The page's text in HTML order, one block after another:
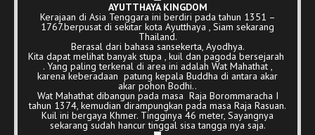
AYUTTHAYA KINGDOM
Kerajaan di Asia Tenggara ini berdiri pada tahun 1351 –
1767.berpusat di sekitar kota Ayutthaya , Siam sekarang
Thailand.
Berasal dari bahasa sansekerta, Ayodhya.
Kita dapat melihat banyak stupa , kuil dan pagoda bersejarah
. Yang paling terkenal di area ini adalah Wat Mahathat ,
karena keberadaan patung kepala Buddha di antara akar
akar pohon Bodhi..
Wat Mahathat dibangun pada masa Raja Borommaracha I
tahun 1374, kemudian dirampungkan pada masa Raja Rasuan.
Kuil ini bergaya Khmer. Tingginya 46 meter, Sayangnya
sekarang sudah hancur tinggal sisa tangga nya saja.